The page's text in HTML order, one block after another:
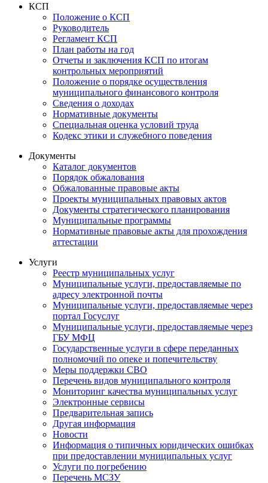
КСП
Положение о КСП
Руководитель
Регламент КСП
План работы на год
Отчеты и заключения КСП по итогам
контрольных мероприятий
Положение о порядке осуществления
муниципального финансового контроля
Сведения о доходах
Нормативные документы
Специальная оценка условий труда
Кодекс этики и служебного поведения
Документы
Каталог документов
Порядок обжалования
Обжалованные правовые акты
Проекты муниципальных правовых актов
Документы стратегического планирования
Муниципальные программы
Нормативные правовые акты для прохождения
аттестации
Услуги
Реестр муниципальных услуг
Муниципальные услуги, предоставляемые по
адресу электронной почты
Муниципальные услуги, предоставляемые через
портал Госуслуг
Муниципальные услуги, предоставляемые через
ГБУ МФЦ
Государственные услуги в сфере переданных
полномочий по опеке и попечительству
Меры поддержки СВО
Перечень видов муниципального контроля
Мониторинг качества муниципальных услуг
Электронные сервисы
Предварительная запись
Другая информация
Новости
Информация о типичных юридических ошибках
при предоставлении муниципальных услуг
Услуги по погребению
Перечень МСЗУ